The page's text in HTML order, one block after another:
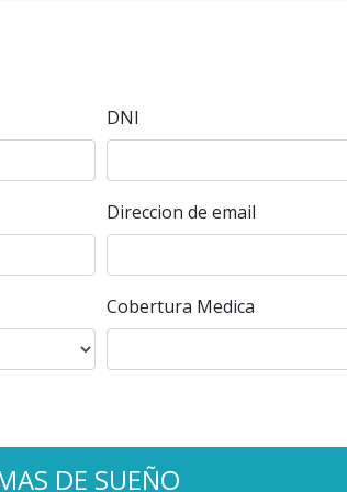
DNI
Direccion de email
Cobertura Medica
DE SUEÑO